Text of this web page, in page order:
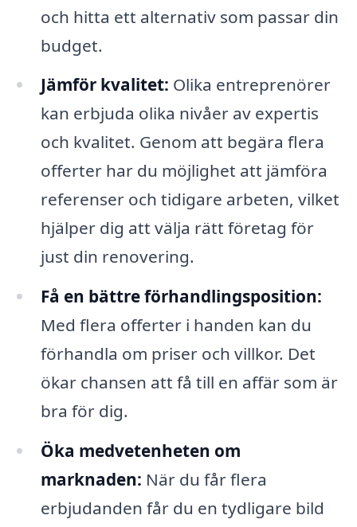
och hitta ett alternativ som passar din
budget.
Jämför kvalitet: Olika entreprenörer
kan erbjuda olika nivåer av expertis
och kvalitet. Genom att begära flera
offerter har du möjlighet att jämföra
referenser och tidigare arbeten, vilket
hjälper dig att välja rätt företag för
just din renovering.
Få en bättre förhandlingsposition:
Med flera offerter i handen kan du
förhandla om priser och villkor. Det
ökar chansen att få till en affär som är
bra för dig.
Öka medvetenheten om
marknaden: När du får flera
erbjudanden får du en tydligare bild